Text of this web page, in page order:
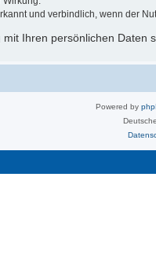
und verbindlich, wenn der
Ihren persönlichen Daten
Powered by